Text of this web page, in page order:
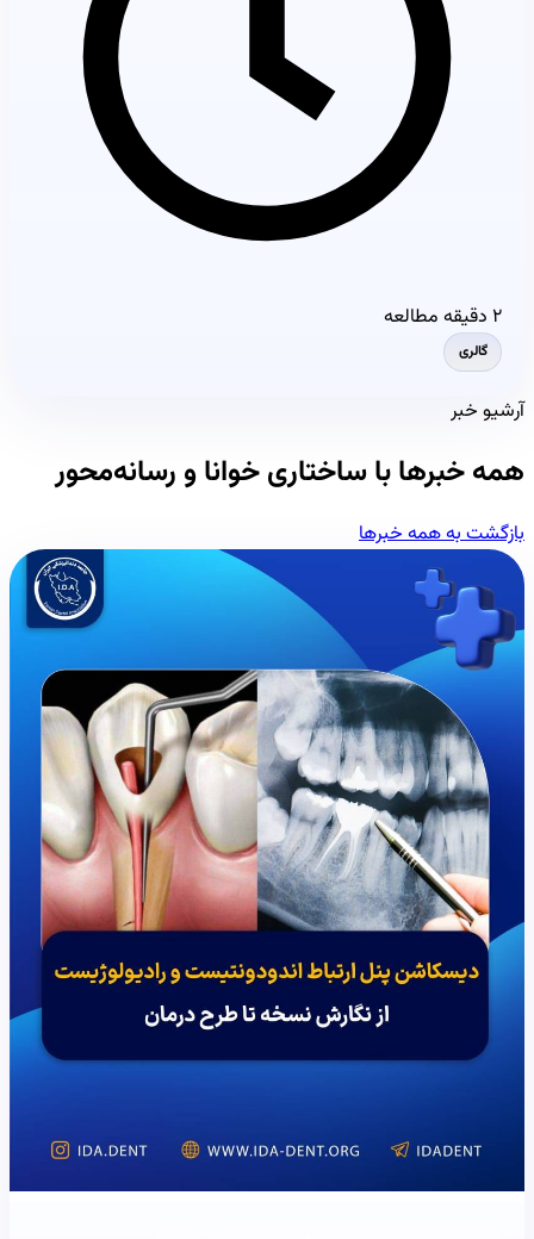
۲ دقیقه مطالعه
گالری
آرشیو خبر
همه خبرها با ساختاری خوانا و رسانه‌محور
بازگشت به همه خبرها